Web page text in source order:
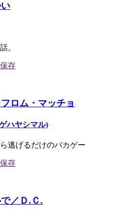
。
ロム・マッチョ
ハヤシマル)
逃げるだけのバカゲー
／Ｄ.Ｃ.